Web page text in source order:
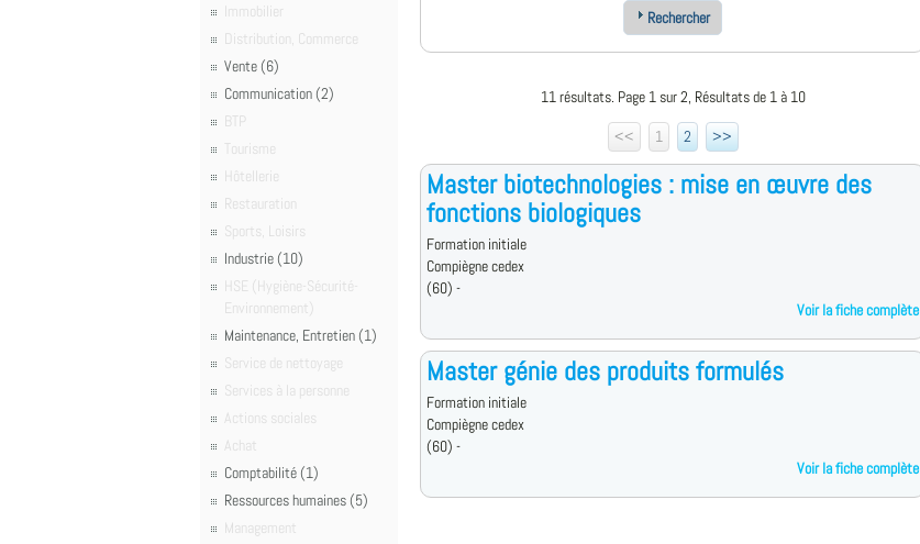
Immobilier
Distribution, Commerce
Vente (6)
Communication (2)
BTP
Tourisme
Hôtellerie
Restauration
Sports, Loisirs
Industrie (10)
HSE (Hygiène-Sécurité-
Environnement)
Maintenance, Entretien (1)
Service de nettoyage
Services à la personne
Actions sociales
Achat
Comptabilité (1)
Ressources humaines (5)
Management
Rechercher
11 résultats. Page 1 sur 2, Résultats de 1 à 10
<<
1 2 >>
Master biotechnologies : mise en œuvre des
fonctions biologiques
Formation initiale
Compiègne cedex
(60) -
Voir la fiche complète
Master génie des produits formulés
Formation initiale
Compiègne cedex
(60) -
Voir la fiche complète